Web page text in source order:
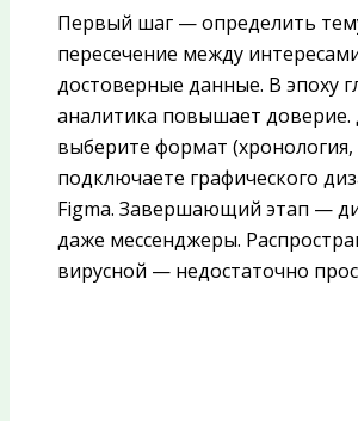
Первый шаг — определить
пересечение между
достоверные данные. В эпоху
аналитика повышает доверие.
выберите формат
подключаете графического
Figma. Завершающий этап —
даже мессенджеры.
вирусной — недостаточно